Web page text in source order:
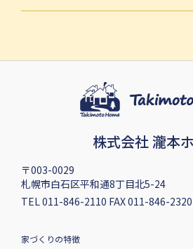
株式会社 瀧本
〒003-0029
札幌市白石区平和通8丁目北5-24
TEL 011-846-2110 FAX 011-846-2320
家づくりの特徴